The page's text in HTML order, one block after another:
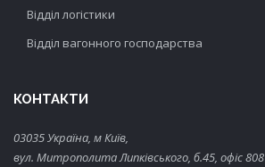
Відділ логістики
Відділ вагонного господарства
КОНТАКТИ
03035 Україна, м Київ,
вул. Митрополита Липківського, б.45, офіс 808